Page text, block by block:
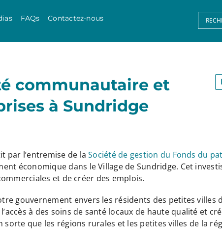
FAQs Contactez-nous
for:
communautaire et
à Sundridge
par l’entremise de laSociété de gestion du Fonds du
économique dans le Village de Sundridge. Cet
et de créer des emplois.
gouvernement envers les résidents des petites villes
à des soins de santé locaux de haute qualité et
que les régions rurales et les petites villes de la